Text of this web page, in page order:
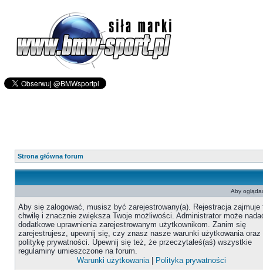
Strona główna forum
Aby
Aby się zalogować, musisz być zarejestrowany(a). Rejestracja zajmuje
chwilę i znacznie zwiększa Twoje możliwości. Administrator może
dodatkowe uprawnienia zarejestrowanym użytkownikom. Zanim się
zarejestrujesz, upewnij się, czy znasz nasze warunki użytkowania oraz
politykę prywatności. Upewnij się też, że przeczytałeś(aś) wszystkie
regulaminy umieszczone na forum.
Warunki użytkowania| Polityka prywatności